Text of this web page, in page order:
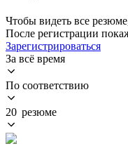
Чтобы видеть все
После регистрации
Зарегистрироваться
За всё время
По соответствию
20 резюме